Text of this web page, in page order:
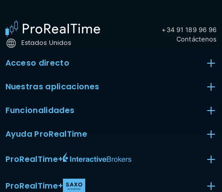
Estados Unidos
+34 91 189 96 96
Contáctenos
Acceso directo
Nuestras aplicaciones
Funcionalidades
Ayuda ProRealTime
ProRealTime+
ProRealTime+